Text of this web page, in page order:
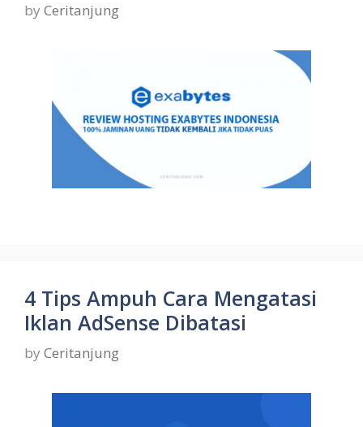
by Ceritanjung
4 Tips Ampuh Cara Mengatasi
Iklan AdSense Dibatasi
by Ceritanjung